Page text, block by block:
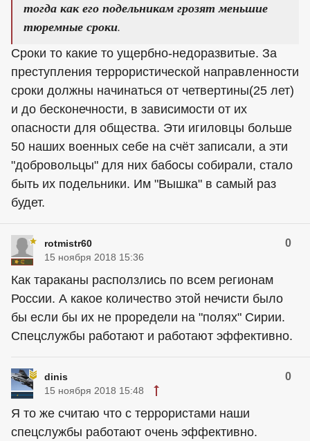
тогда как его подельникам грозят меньшие
тюремные сроки.
Сроки то какие то ущербно-недоразвитые. За
преступления террористической направленности
сроки должны начинаться от четвертины(25 лет)
и до бесконечности, в зависимости от их
опасности для общества. Эти игиловцы больше
50 наших военных себе на счёт записали, а эти
"добровольцы" для них бабосы собирали, стало
быть их подельники. Им "Вышка" в самый раз
будет.
rotmistr60 0
15 ноября 2018 15:36
Как тараканы расползлись по всем регионам
России. А какое количество этой нечисти было
бы если бы их не проредели на "полях" Сирии.
Спецслужбы работают и работают эффективно.
dinis 0
15 ноября 2018 15:48
Я то же считаю что с террористами наши
спецслужбы работают очень эффективно.